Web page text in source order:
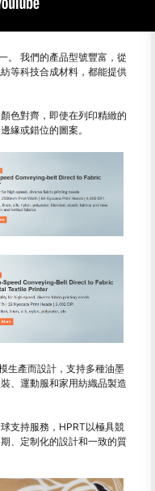
。 我們的產品型號豐富，從
等科技合成材料，都能提供
色對齊，即使在列印精緻的
緣或錯位的圖案。
生產而設計，支持多種油墨
、運動服和家用紡織品製造
支持服務，HPRT以極具競
、定制化的設計和一致的質